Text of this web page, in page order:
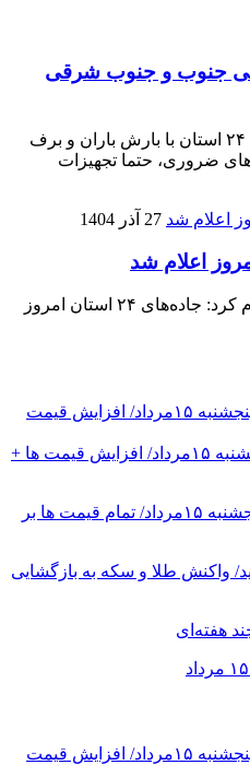
جنوب و جنوب شرقی
رییس پلیس راه کشور اعلام کرد: ۲۴ استان با بارش باران و برف
ضروری، حتما تجهیزات
27 آذر 1404
اعلام شد
مرکز مدیریت راه‌های کشور اعلام کرد: جاده‌های ۲۴ استان امروز
قیمت طلا، دلار و سکه امروز پنجشنبه ۱۵مرداد/ افزایش قیمت ها +
قیمت طلا و سکه امروز پنجشنبه ۱۵مرداد/ تمام قیمت ها بر
واکنش طلا و سکه به بازگشایی
هفته‌ای